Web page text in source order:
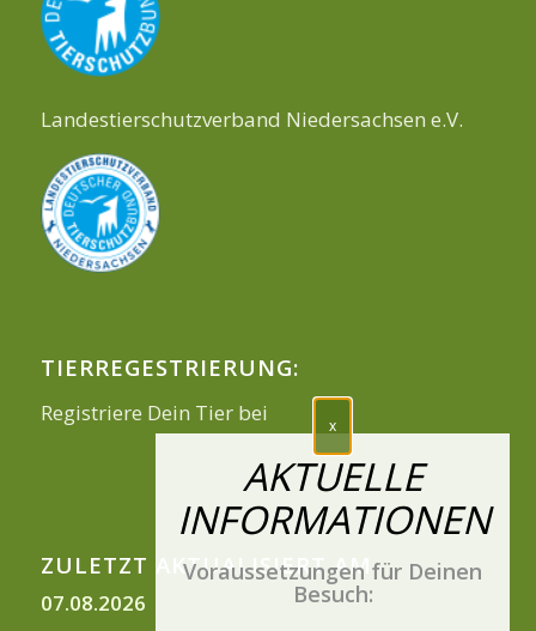
Landestierschutzverband Niedersachsen e.V.
TIERREGESTRIERUNG:
Registriere Dein Tier bei
ZULETZT AKTUALISIERT AM
07.08.2026
Voraussetzungen für Deinen
Besuch: